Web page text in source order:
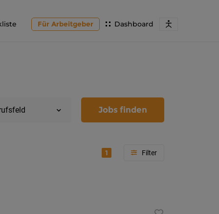
Dashboard
Für Arbeitgeber
Jobs finden
1